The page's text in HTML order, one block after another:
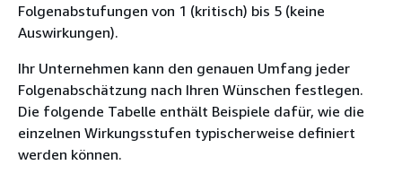
Folgenabstufungen von 1 (kritisch) bis 5 (keine
Auswirkungen).
Ihr Unternehmen kann den genauen Umfang jeder
Folgenabschätzung nach Ihren Wünschen festlegen.
Die folgende Tabelle enthält Beispiele dafür, wie die
einzelnen Wirkungsstufen typischerweise definiert
werden können.